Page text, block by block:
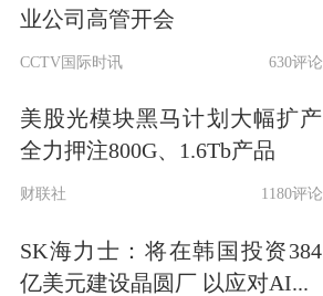
业公司高管开会
CCTV国际时讯 630评论
美股光模块黑马计划大幅扩产
全力押注800G、1.6Tb产品
财联社 1180评论
SK海力士：将在韩国投资384
亿美元建设晶圆厂 以应对AI...